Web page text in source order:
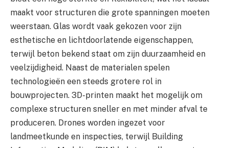
maakt voor structuren die grote spanningen moeten
weerstaan. Glas wordt vaak gekozen voor zijn
esthetische en lichtdoorlatende eigenschappen,
terwijl beton bekend staat om zijn duurzaamheid en
veelzijdigheid. Naast de materialen spelen
technologieën een steeds grotere rol in
bouwprojecten. 3D-printen maakt het mogelijk om
complexe structuren sneller en met minder afval te
produceren. Drones worden ingezet voor
landmeetkunde en inspecties, terwijl Building